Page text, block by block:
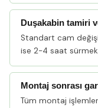
Duşakabin tamiri
Standart cam
ise 2-4 saat
Montaj sonrası
Tüm montaj